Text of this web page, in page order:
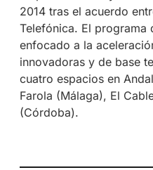
2014 tras el acuerdo
Telefónica. El programa
enfocado a la
innovadoras y de base
cuatro espacios en
Farola (Málaga), El
(Córdoba).